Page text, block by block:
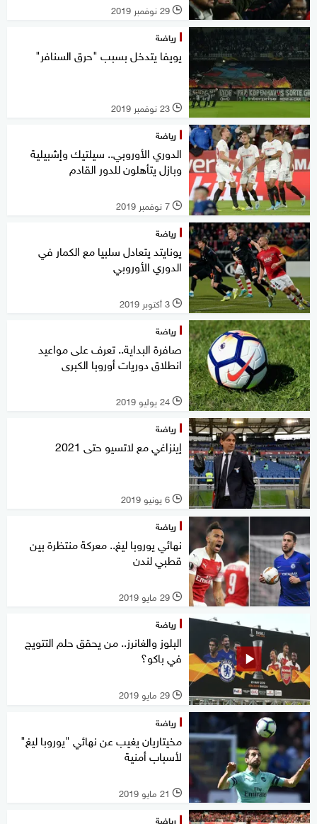
l 29 نوفمبر 2019
رياضة
يويفا يتدخل بسبب "حرق السنافر"
l 23 نوفمبر 2019
رياضة
الدوري الأوروبي.. سيلتيك وإشبيلية
وبازل يتأهلون للدور القادم
l 7 نوفمبر 2019
رياضة
يونايتد يتعادل سلبيا مع الكمار في
الدوري الأوروبي
l 3 أكتوبر 2019
رياضة
صافرة البداية.. تعرف على مواعيد
انطلاق دوريات أوروبا الكبرى
l 24 يوليو 2019
رياضة
إينزاغي مع لاتسيو حتى 2021
l 6 يونيو 2019
رياضة
نهائي يوروبا ليغ.. معركة منتظرة بين
قطبي لندن
l 29 مايو 2019
رياضة
البلوز والغانرز.. من يحقق حلم التتويج
في باكو؟
l 29 مايو 2019
رياضة
مخيتاريان يغيب عن نهائي "يوروبا ليغ"
لأسباب أمنية
l 21 مايو 2019
رياضة